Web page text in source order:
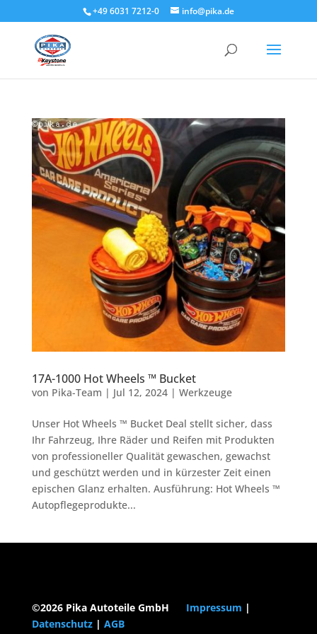
+49 6031 7212-0 info@pika.de
17A-1000 Hot Wheels ™ Bucket
von Pika-Team | Jul 12, 2024| Werkzeuge
Unser Hot Wheels ™ Bucket Deal stellt sicher, dass
Ihr Fahrzeug, Ihre Räder und Reifen mit Produkten
von professioneller Qualität gewaschen, gewachst
und geschützt werden und in kürzester Zeit einen
epischen Glanz erhalten. Ausführung: Hot Wheels ™
Autopflegeprodukte...
©2026 Pika Autoteile GmbH Impressum |
Datenschutz| AGB